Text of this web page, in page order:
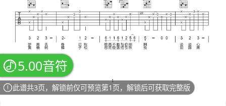
5.00音符
此谱共3页，解锁前仅可预览第1页，解锁后可获取完整版